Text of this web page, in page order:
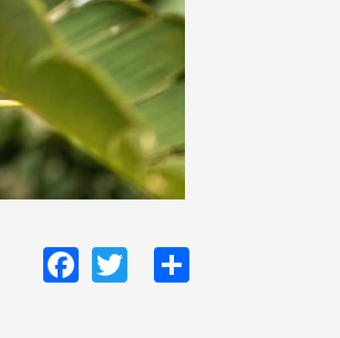
Facebook
TwitterShare